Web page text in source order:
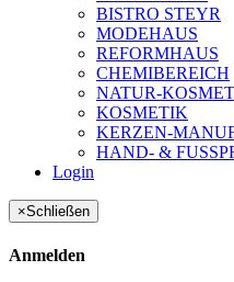
BISTRO STEYR
MODEHAUS
REFORMHAUS
CHEMIBEREICH
NATUR-
KOSMETIK
KERZEN-
HAND- &
Login
×Schließen
Anmelden